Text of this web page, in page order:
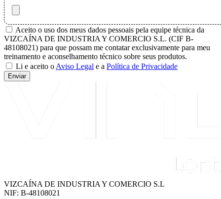
Aceito o uso dos meus dados pessoais pela equipe técnica da
VIZCAÍNA DE INDUSTRIA Y COMERCIO S.L. (CIF B-
48108021) para que possam me contatar exclusivamente para meu
treinamento e aconselhamento técnico sobre seus produtos.
Li e aceito o Aviso Legal e a Política de Privacidade
Enviar
VIZCAÍNA DE INDUSTRIA Y COMERCIO S.L
NIF: B-48108021